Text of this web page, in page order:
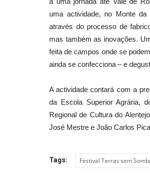
uma actividade, no Monte
através do processo de
mas também as inovações.
feita de campos onde se
ainda se confecciona – e
A actividade contará com a
da Escola Superior Agrária,
Regional de Cultura do
José Mestre e João Carlos
Tags: Festival Terras sem